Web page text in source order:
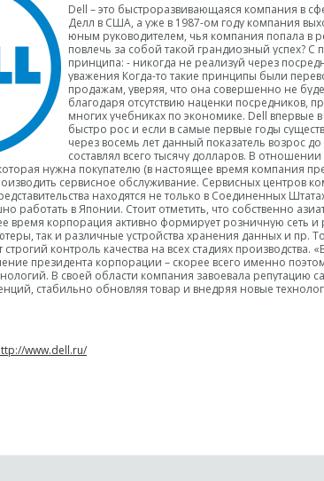
Dell – это быстроразвивающаяся компания в
Делл в США, а уже в 1987-ом году компания
юным руководителем, чья компания попала в
повлечь за собой такой грандиозный успех? С
принципа: - никогда не реализуй через
уважения Когда-то такие принципы были
продажам, уверяя, что она совершенно не
благодаря отсутствию наценки посредников,
многих учебниках по экономике. Dell впервые
быстро рос и если в самые первые годы
через восемь лет данный показатель возрос
составлял всего тысячу долларов. В
нужна покупателю (в настоящее время компания
сервисное обслуживание. Сервисных центров
находятся не только в Соединенных
работать в Японии. Стоит отметить, что собственно
время корпорация активно формирует розничную сеть
так и различные устройства хранения данных и пр.
контроль качества на всех стадиях
президента корпорации – скорее всего именно
В своей области компания завоевала репутацию
стабильно обновляя товар и внедряя новые
www.dell.ru/